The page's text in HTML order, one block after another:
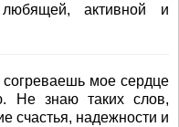
любящей, активной и
мое сердце
Не знаю таких слов,
счастья, надежности и